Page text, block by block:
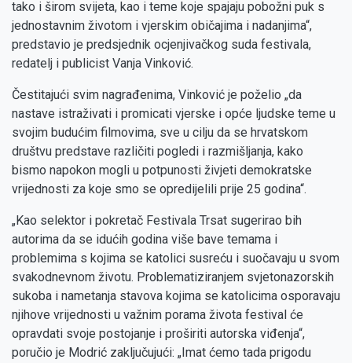
tako i širom svijeta, kao i teme koje spajaju pobožni puk s
jednostavnim životom i vjerskim običajima i nadanjima“,
predstavio je predsjednik ocjenjivačkog suda festivala,
redatelj i publicist Vanja Vinković.
Čestitajući svim nagrađenima, Vinković je poželio „da
nastave istraživati i promicati vjerske i opće ljudske teme u
svojim budućim filmovima, sve u cilju da se hrvatskom
društvu predstave različiti pogledi i razmišljanja, kako
bismo napokon mogli u potpunosti živjeti demokratske
vrijednosti za koje smo se opredijelili prije 25 godina“.
„Kao selektor i pokretač Festivala Trsat sugerirao bih
autorima da se idućih godina više bave temama i
problemima s kojima se katolici susreću i suočavaju u svom
svakodnevnom životu. Problematiziranjem svjetonazorskih
sukoba i nametanja stavova kojima se katolicima osporavaju
njihove vrijednosti u važnim porama života festival će
opravdati svoje postojanje i proširiti autorska viđenja“,
poručio je Modrić zaključujući: „Imat ćemo tada prigodu